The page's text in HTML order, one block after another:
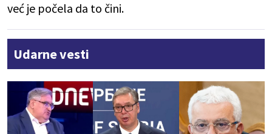
već je počela da to čini.
Udarne vesti